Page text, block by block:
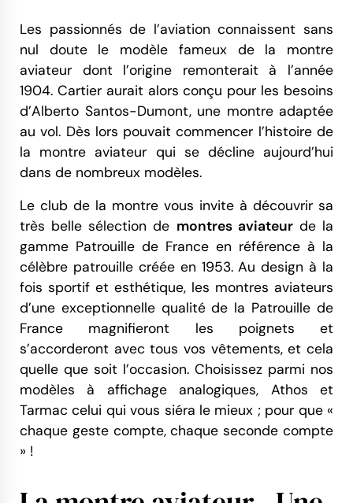
Les passionnés de l’aviation connaissent sans
nul doute le modèle fameux de la montre
aviateur dont l’origine remonterait à l’année
1904. Cartier aurait alors conçu pour les besoins
d’Alberto Santos-Dumont, une montre adaptée
au vol. Dès lors pouvait commencer l’histoire de
la montre aviateur qui se décline aujourd’hui
dans de nombreux modèles.
Le club de la montre vous invite à découvrir sa
très belle sélection de montres aviateurde la
gamme Patrouille de France en référence à la
célèbre patrouille créée en 1953. Au design à la
fois sportif et esthétique, les montres aviateurs
d’une exceptionnelle qualité de la Patrouille de
France magnifieront les poignets et
s’accorderont avec tous vos vêtements, et cela
quelle que soit l’occasion. Choisissez parmi nos
modèles à affichage analogiques, Athos et
Tarmac celui qui vous siéra le mieux ; pour que «
chaque geste compte, chaque seconde compte
» !